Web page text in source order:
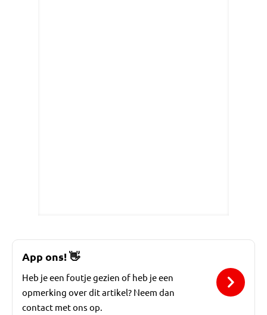
App ons!👋
Heb je een foutje gezien of heb je een
opmerking over dit artikel? Neem dan
contact met ons op.